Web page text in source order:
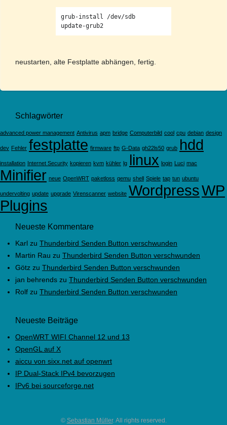
grub-install /dev/sdb
neustarten, alte Festplatte abhängen, fertig.
Schlagwörter
advanced power management Antivirus apm bridge Computerbild cool cpu debian design
dev Fehler festplatte firmware ftp G-Data gh22ls50 grub hdd
installation Internet Security kopieren kvm kühler lg linux login Luci mac
Minifier neue OpenWRT paketloss qemu shell Spiele tap tun ubuntu
undervolting update upgrade Virenscanner website WordpressWP
Plugins
Neueste Kommentare
Karl zu Thunderbird Senden Button verschwunden
Martin Rau zu Thunderbird Senden Button verschwunden
Götz zu Thunderbird Senden Button verschwunden
jan behrends zu Thunderbird Senden Button verschwunden
Rolf zu Thunderbird Senden Button verschwunden
Neueste Beiträge
OpenWRT WIFI Channel 12 und 13
OpenGL auf X
aiccu von sixx.net auf openwrt
IP Dual-Stack IPv4 bevorzugen
IPv6 bei sourceforge.net
© Sebastian Müller. All rights reserved.